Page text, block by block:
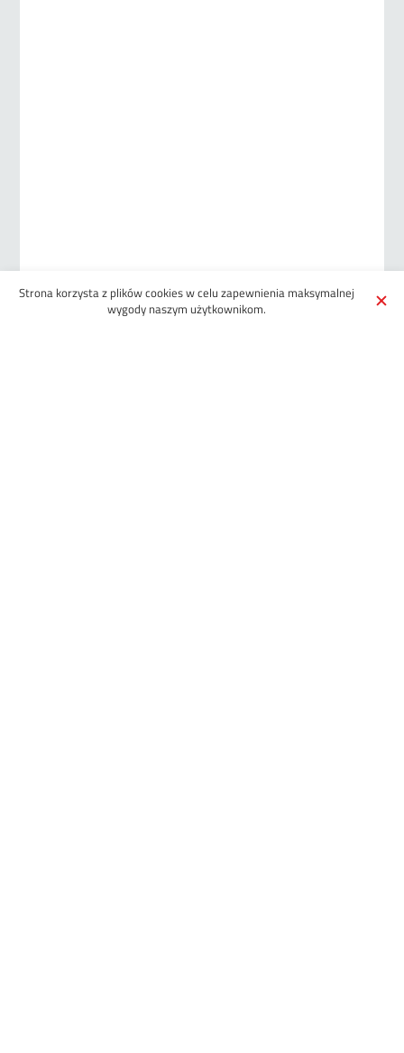
Strona korzysta z plików cookies w celu zapewnienia maksymalnej
wygody naszym użytkownikom.
What would you like to join/cut?